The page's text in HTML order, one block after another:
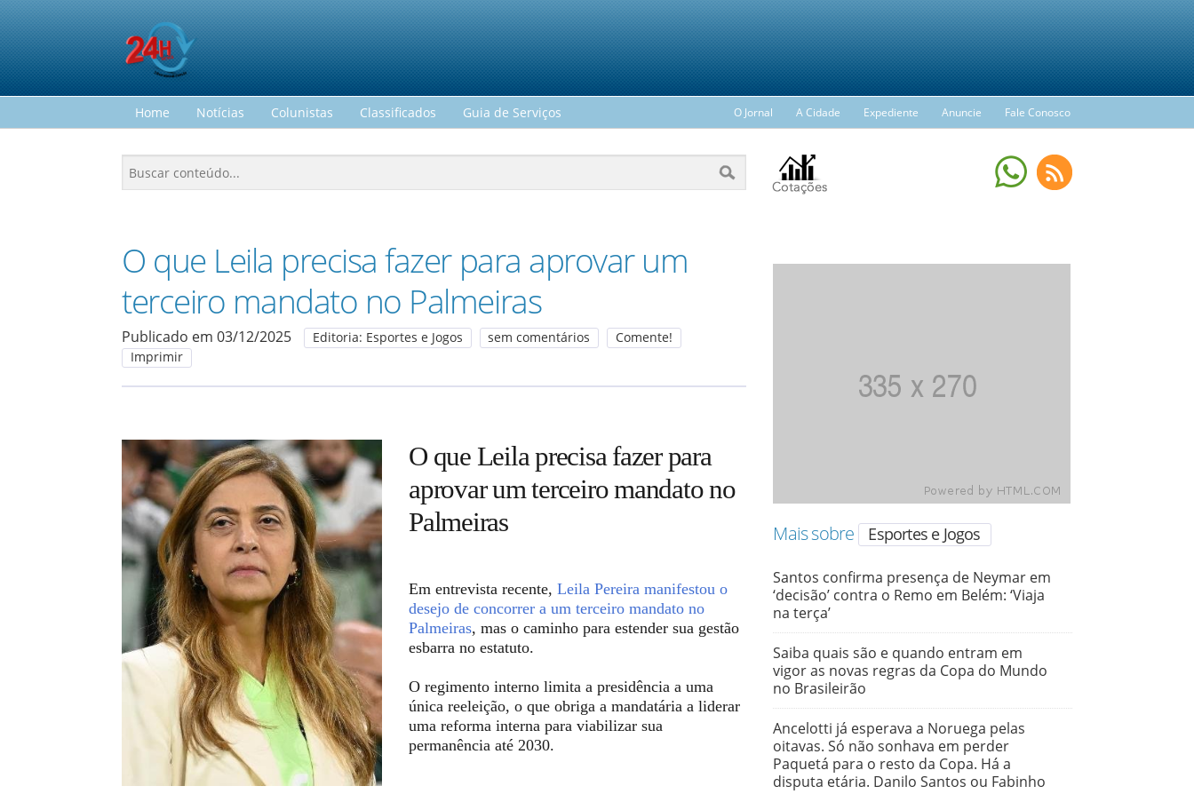
Home Notícias Colunistas Classificados Guia de Serviços O Jornal A Cidade Expediente Anuncie Fale Conosco
O que Leila precisa fazer para aprovar um
terceiro mandato no Palmeiras
Publicado em 03/12/2025 Editoria: Esportes e Jogos sem comentários
Comente!
Imprimir
O que Leila precisa fazer para
aprovar um terceiro mandato no
Palmeiras
Em entrevista recente, Leila Pereira manifestou o
desejo de concorrer a um terceiro mandato no
Palmeiras, mas o caminho para estender sua gestão
esbarra no estatuto.
O regimento interno limita a presidência a uma
única reeleição, o que obriga a mandatária a liderar
uma reforma interna para viabilizar sua
permanência até 2030.
Mais sobre Esportes e Jogos
Santos confirma presença de Neymar em
‘decisão’ contra o Remo em Belém: ‘Viaja
na terça’
Saiba quais são e quando entram em
vigor as novas regras da Copa do Mundo
no Brasileirão
Ancelotti já esperava a Noruega pelas
oitavas. Só não sonhava em perder
Paquetá para o resto da Copa. Há a
disputa etária. Danilo Santos ou Fabinho